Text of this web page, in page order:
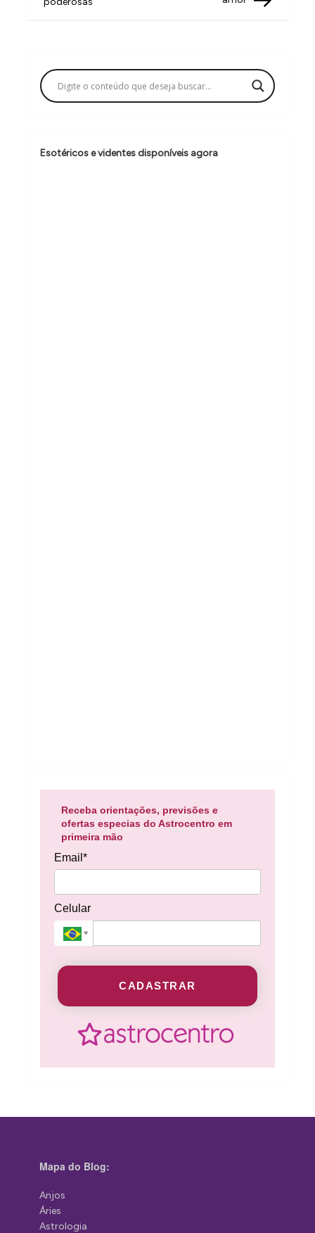
a
ç
o
d
Esotéricos e videntes disponíveis agora
Receba orientações, previsões e
ofertas especias do Astrocentro em
primeira mão
Email*
Celular
CADASTRAR
Mapa do Blog:
Anjos
Áries
Astrologia